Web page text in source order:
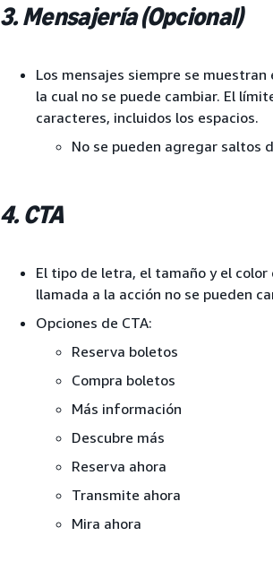
3. Mensajería (Opcional)
Los mensajes siempre se
la cual no se puede cambiar. El
caracteres, incluidos los espacios.
No se pueden agregar saltos
4. CTA
El tipo de letra, el tamaño y el
llamada a la acción no se pueden
Opciones de CTA:
Reserva boletos
Compra boletos
Más información
Descubre más
Reserva ahora
Transmite ahora
Mira ahora